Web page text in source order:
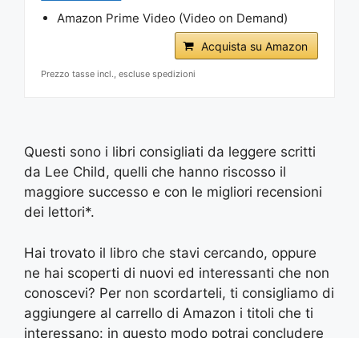
Amazon Prime Video (Video on Demand)
Acquista su Amazon
Prezzo tasse incl., escluse spedizioni
Questi sono i libri consigliati da leggere scritti
da Lee Child, quelli che hanno riscosso il
maggiore successo e con le migliori recensioni
dei lettori*.
Hai trovato il libro che stavi cercando, oppure
ne hai scoperti di nuovi ed interessanti che non
conoscevi? Per non scordarteli, ti consigliamo di
aggiungere al carrello di Amazon i titoli che ti
interessano: in questo modo potrai concludere